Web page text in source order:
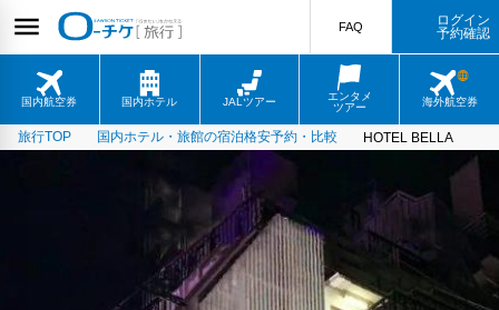
国内航空券 国内ホテル JALツアー
エンタメ
ツアー
海外航空券
FAQ
ログイン
予約確認
旅行TOP 国内ホテル・旅館の宿泊格安予約・比較 HOTEL BELLA